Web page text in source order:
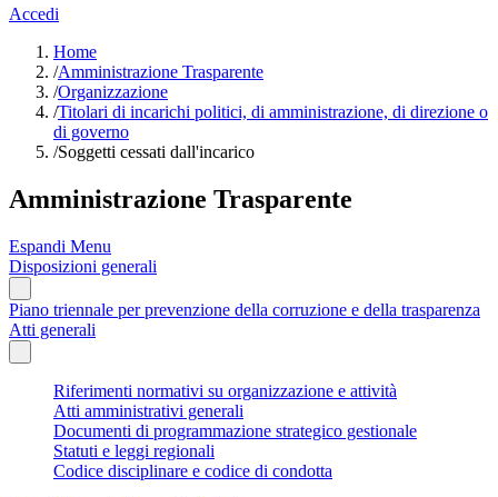
Accedi
Home
/Amministrazione Trasparente
/Organizzazione
/Titolari di incarichi politici, di amministrazione, di direzione o
di governo
/Soggetti cessati dall'incarico
Amministrazione Trasparente
Espandi Menu
Disposizioni generali
Piano triennale per prevenzione della corruzione e della trasparenza
Atti generali
Riferimenti normativi su organizzazione e attività
Atti amministrativi generali
Documenti di programmazione strategico gestionale
Statuti e leggi regionali
Codice disciplinare e codice di condotta